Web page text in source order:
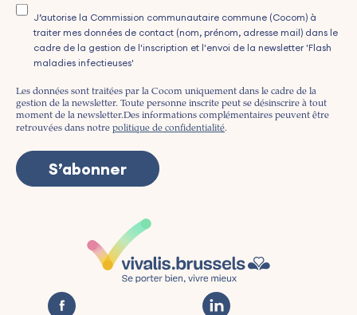
J’autorise la Commission communautaire commune (Cocom) à
traiter mes données de contact (nom, prénom, adresse mail) dans le
cadre de la gestion de l'inscription et l'envoi de la newsletter 'Flash
maladies infectieuses'
Les données sont traitées par la Cocom uniquement dans le cadre de la
gestion de la newsletter. Toute personne inscrite peut se désinscrire à tout
moment de la newsletter.Des informations complémentaires peuvent être
retrouvées dans notre politique de confidentialité.